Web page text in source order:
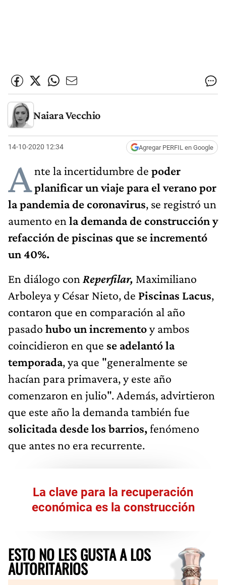
Naiara Vecchio
14-10-2020 12:34 Agregar PERFIL en Google
Ante la incertidumbre de poder
planificar un viaje para el verano por
la pandemia de coronavirus, se registró un
aumento en la demanda de construcción y
refacción de piscinas que se incrementó
un 40%.
En diálogo con Reperfilar, Maximiliano
Arboleya y César Nieto, de Piscinas Lacus,
contaron que en comparación al año
pasado hubo un incrementoy ambos
coincidieron en que se adelantó la
temporada, ya que "generalmente se
hacían para primavera, y este año
comenzaron en julio". Además, advirtieron
que este año la demanda también fue
solicitada desde los barrios,fenómeno
que antes no era recurrente.
La clave para la recuperación
económica es la construcción
ESTO NO LES GUSTA A LOS
AUTORITARIOS